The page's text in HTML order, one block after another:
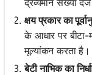
क्षय प्रकार का
के आधार पर बीटा-
मूल्यांकन करता है।
बेटी नाभिक का